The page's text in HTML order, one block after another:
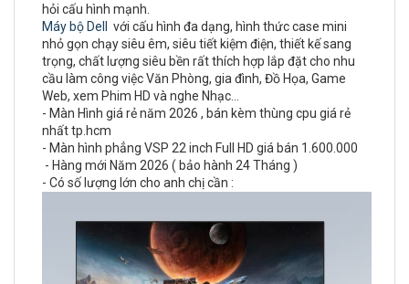
hỏi cấu hình mạnh.
Máy bộ Dell
với cấu hình đa dạng, hình thức case mini
nhỏ gọn chạy siêu êm, siêu tiết kiệm điện, thiết kế sang
trọng, chất lượng siêu bền rất thích hợp lắp đặt cho nhu
cầu làm công việc Văn Phòng, gia đình, Đồ Họa, Game
Web, xem Phim HD và nghe Nhạc…
- Màn Hình giá rẻ năm 2026 , bán kèm thùng cpu giá rẻ
nhất tp.hcm
- Màn hình phẳng VSP 22 inch Full HD giá bán 1.600.000
- Hàng mới Năm 2026 ( bảo hành 24 Tháng )
- Có số lượng lớn cho anh chị cần :